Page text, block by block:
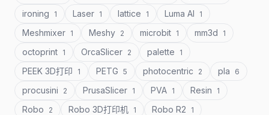
ironing 1 Laser 1 lattice 1 Luma AI 1
Meshmixer 1 Meshy 2 microbit 1 mm3d 1
octoprint 1 OrcaSlicer 2 palette 1
PEEK 3D打印 1 PETG 5 photocentric 2 pla 6
procusini 2 PrusaSlicer 1 PVA 1 Resin 1
Robo 2 Robo 3D打印机 1 Robo R2 1